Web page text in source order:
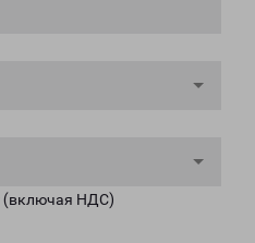
(включая НДС)